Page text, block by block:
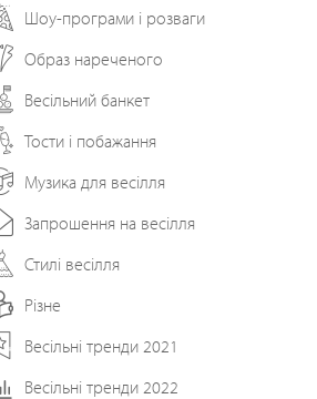
Шоу-програми і розваги
Образ нареченого
Весільний банкет
Тости і побажання
Музика для весілля
Запрошення на весілля
Стилі весілля
Різне
Весільні тренди 2021
Весільні тренди 2022